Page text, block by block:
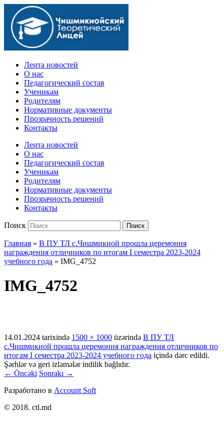
Официальный сайт учебного заведения
Лента новостей
О нас
Педагогический состав
Ученикам
Родителям
Нормативные документы
Прозрачность решений
Контакты
Лента новостей
О нас
Педагогический состав
Ученикам
Родителям
Нормативные документы
Прозрачность решений
Контакты
Поиск Поиск
Главная » В ПУ ТЛ с.Чишмикиой прошла церемония
награждения отличников по итогам I семестра 2023-2024
учебного года » IMG_4752
IMG_4752
14.01.2024 tarixində 1500 × 1000 üzərində В ПУ ТЛ
с.Чишмикиой прошла церемония награждения отличников по
итогам I семестра 2023-2024 учебного года içində dərc edildi.
Şərhlər və geri izləmələr indilik bağlıdır.
← Öncəki Sonrakı →
Разработано в Account Soft
© 2018. ctl.md